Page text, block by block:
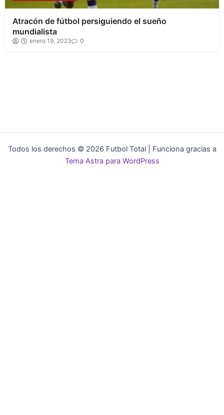
Atracón de fútbol persiguiendo el sueño
mundialista
enero 19, 2023 0
Todos los derechos © 2026 Futbol Total | Funciona gracias a
Tema Astra para WordPress